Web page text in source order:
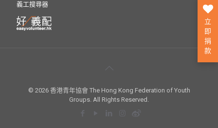
義工搜尋器
© 2026 香港青年協會 The Hong Kong Federation of Youth
Groups. All Rights Reserved.
立
即
捐
款